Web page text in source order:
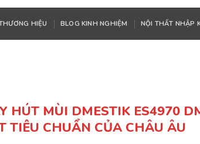
HIỆU BLOG KINH NGHIỆM NỘI THẤT NHẬP
HÚT MÙI DMESTIK ES4970
TIÊU CHUẨN CỦA CHÂU ÂU